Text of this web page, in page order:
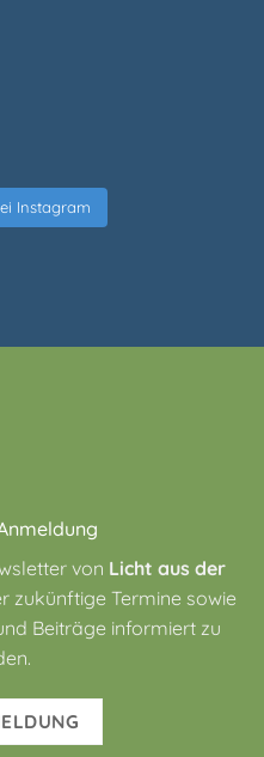
Instagram
von Licht aus der
zukünftige Termine sowie
Beiträge informiert zu